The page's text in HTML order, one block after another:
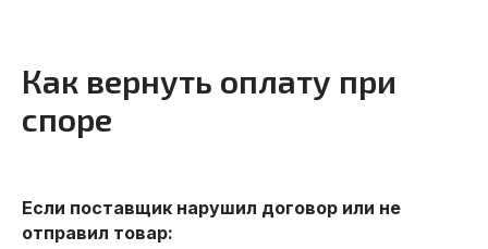
Как вернуть оплату при
споре
Если поставщик нарушил договор или не
отправил товар:
партнерах.